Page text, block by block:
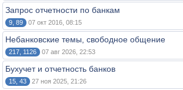
Запрос отчетности по банкам
9, 89 07 окт 2016, 08:15
Небанковские темы, свободное общение
217, 1126 07 авг 2026, 22:53
Бухучет и отчетность банков
15, 43 27 ноя 2025, 21:26